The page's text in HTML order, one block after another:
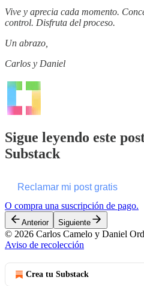
Vive y aprecia cada momento.
control. Disfruta del proceso.
Un abrazo,
Carlos y Daniel
Sigue leyendo este
Substack
Reclamar mi post gratis
O compra una suscripción de pago.
Anterior Siguiente
© 2026 Carlos Camelo y Daniel
Aviso de recolección
Crea tu Substack